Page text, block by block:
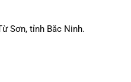
Sơn, tỉnh Bắc Ninh.